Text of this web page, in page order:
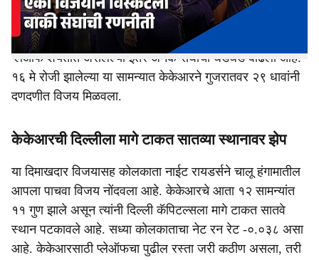
प्लेऑफमधील आव्हान जिवंत ठेवले आहे. कोलकाताच्या या विजयामुळे
गुणतालिकेतील (Points Table) गणिते पूर्णपणे बदलली असून
प्लेऑफ शर्यतीत असलेल्या इतर अनेक संघांची धडधड वाढली आहे.
१६ मे रोजी झालेल्या या सामन्यात केकेआरने गुजरातवर २९ धावांनी
दणदणीत विजय मिळवला.
केकेआरची दिल्लीला मागे टाकत सातव्या स्थानावर झेप
या दिमाखदार विजयासह कोलकाता नाईट रायडर्सने चालू हंगामातील
आपला पाचवा विजय नोंदवला आहे. केकेआरचे आता १२ सामन्यांत
११ गुण झाले असून त्यांनी दिल्ली कॅपिटल्सला मागे टाकत सातवे
स्थान पटकावले आहे. सध्या कोलकाताचा नेट रन रेट -०.०३८ असा
आहे. केकेआरसाठी प्लेऑफचा पुढील रस्ता जरी कठीण असला, तरी